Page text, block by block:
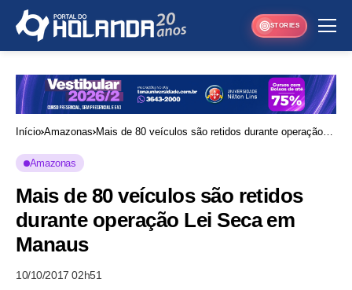
STORIES
Início Amazonas Mais de 80 veículos são retidos durante operação
Amazonas
Mais de 80 veículos são retidos
durante operação Lei Seca em
Manaus
10/10/2017 02h51